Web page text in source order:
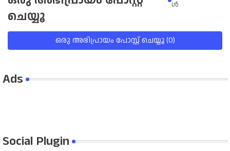
ചെയ്യൂ
ള്‍
ഒരു അഭിപ്രായം പോസ്റ്റ് ചെയ്യൂ (0)
Ads
Social Plugin